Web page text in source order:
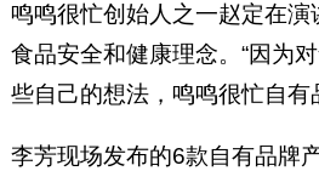
鸣鸣很忙创始人之一赵定在演
食品安全和健康理念。“因为
些自己的想法，鸣鸣很忙自有
李芳现场发布的6款自有品牌